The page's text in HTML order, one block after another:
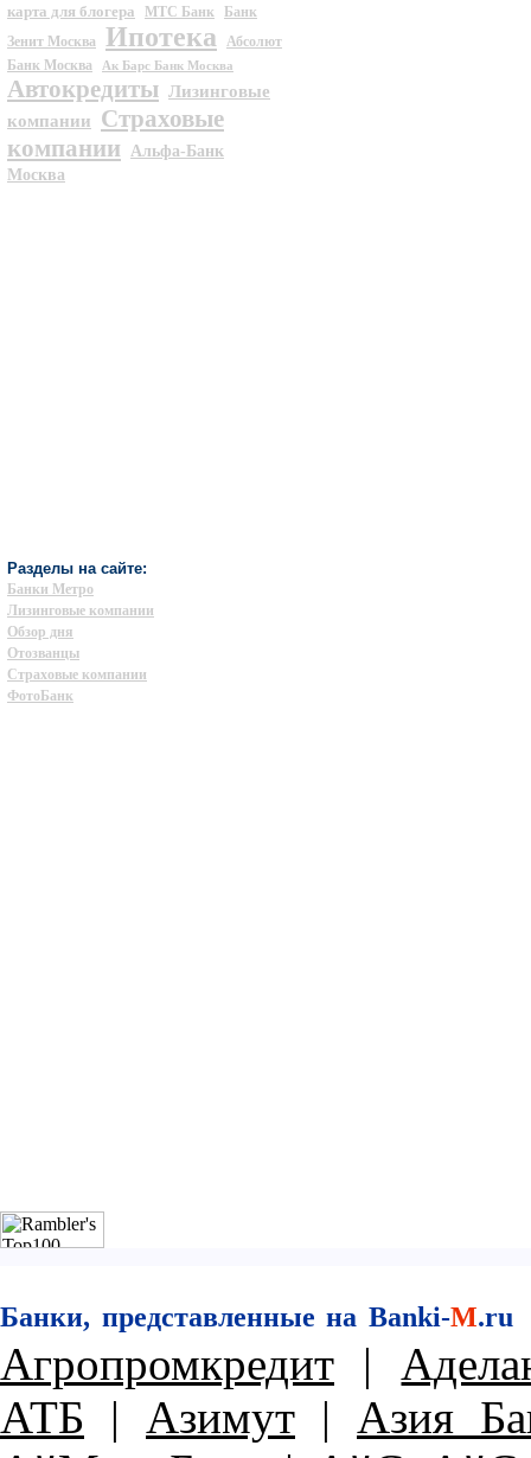
карта для блогера
МТС Банк
Банк
Зенит Москва Ипотека
Абсолют
Банк Москва
Ак Барс Банк Москва
Автокредиты Лизинговые
компании
Страховые
компании Альфа-Банк
Москва
Разделы на сайте:
Банки Метро
Лизинговые компании
Обзор дня
Отозванцы
Страховые компании
ФотоБанк
Банки, представленные на Banki-M.ru
Агропромкредит |
АТБ | Азимут | Азия